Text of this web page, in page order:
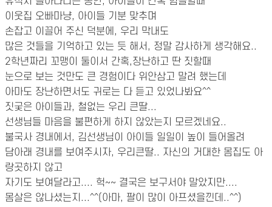
이웃집 오빠마냥, 아이들 기분 맞추며
손잡고 이끌어 주신 덕분에, 우리 막내도
많은 것들을 기억하고 있는 듯 해서, 정말 감사하게 생각해요..
2학년짜리 꼬맹이 둘이서 간혹,장난하고 딴 짓할때
눈으로 보는 것만도 큰 경험이다 위안삼고 말려 했는데
아마도 장난하면서도 귀로는 다 듣고 있었나봐요^^
짓궂은 아이들과, 철없는 우리 큰딸...
선생님들 마음을 불편하게 하지 않았는지 모르겠네요..
불국사 경내에서, 김선생님이 아이들 일일이 높이 들어올려
담아래 경내를 보여주시자, 우리큰딸.. 자신의 거대한 몸집도 아
랑곳하지 않고
자기도 보여달라고.... 헉~~ 결국은 보구서야 말았지만....
몸살은 않나셨는지...^^(아마, 팔이 많이 아프셨을낀데..^^)